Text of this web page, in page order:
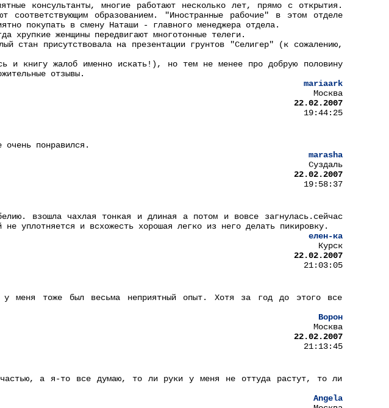
консультанты, многие работают несколько лет, прямо с открытия.
соответствующим образованием. "Иностранные рабочие" в этом отделе
покупать в смену Наташи - главного менеджера отдела.
хрупкие женщины передвигают многотонные телеги.
стан присутствовала на презентации грунтов "Селигер" (к сожалению,
и книгу жалоб именно искать!), но тем не менее про добрую половину
отзывы.
mariaark
Москва
22.02.2007
19:44:25
понравился.
marasha
Суздаль
22.02.2007
19:58:37
взошла чахлая тонкая и длиная а потом и вовсе загнулась.сейчас
уплотняется и всхожесть хорошая легко из него делать пикировку.
елен-ка
Курск
22.02.2007
21:03:05
меня тоже был весьма неприятный опыт. Хотя за год до этого все
Ворон
Москва
22.02.2007
21:13:45
а я-то все думаю, то ли руки у меня не оттуда растут, то ли
Angela